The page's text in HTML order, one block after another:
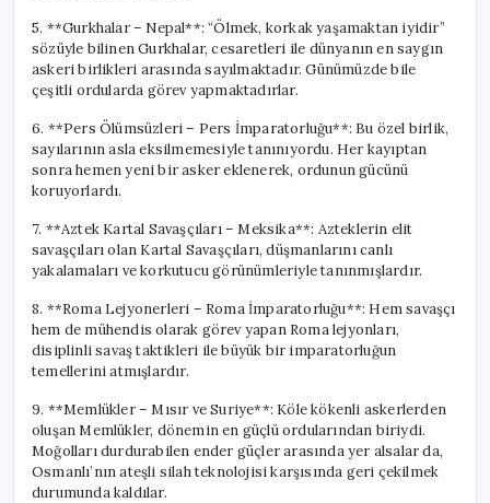
5. **Gurkhalar – Nepal**: “Ölmek, korkak yaşamaktan iyidir”
sözüyle bilinen Gurkhalar, cesaretleri ile dünyanın en saygın
askeri birlikleri arasında sayılmaktadır. Günümüzde bile
çeşitli ordularda görev yapmaktadırlar.
6. **Pers Ölümsüzleri – Pers İmparatorluğu**: Bu özel birlik,
sayılarının asla eksilmemesiyle tanınıyordu. Her kayıptan
sonra hemen yeni bir asker eklenerek, ordunun gücünü
koruyorlardı.
7. **Aztek Kartal Savaşçıları – Meksika**: Azteklerin elit
savaşçıları olan Kartal Savaşçıları, düşmanlarını canlı
yakalamaları ve korkutucu görünümleriyle tanınmışlardır.
8. **Roma Lejyonerleri – Roma İmparatorluğu**: Hem savaşçı
hem de mühendis olarak görev yapan Roma lejyonları,
disiplinli savaş taktikleri ile büyük bir imparatorluğun
temellerini atmışlardır.
9. **Memlükler – Mısır ve Suriye**: Köle kökenli askerlerden
oluşan Memlükler, dönemin en güçlü ordularından biriydi.
Moğolları durdurabilen ender güçler arasında yer alsalar da,
Osmanlı’nın ateşli silah teknolojisi karşısında geri çekilmek
durumunda kaldılar.